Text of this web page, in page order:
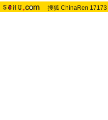
搜狐 ChinaRen 17173